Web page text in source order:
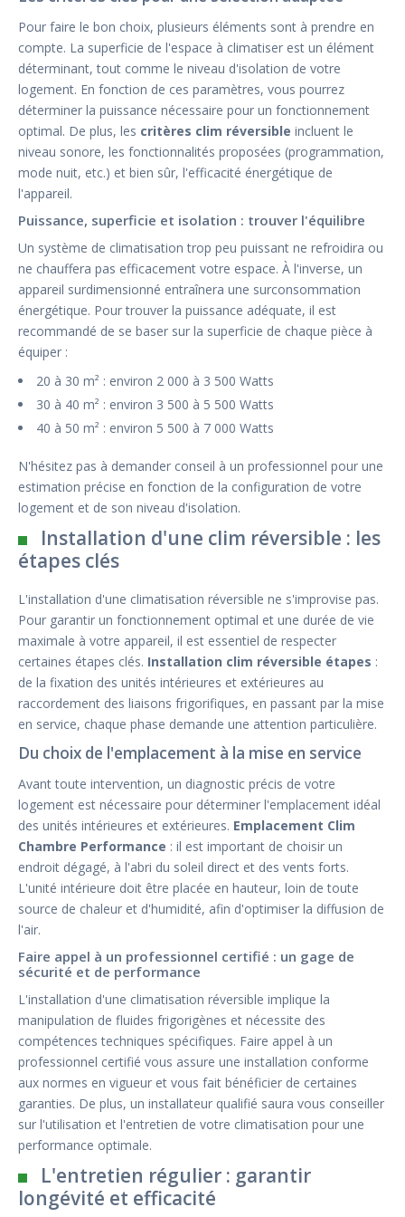
Pour faire le bon choix, plusieurs éléments sont à prendre en
compte. La superficie de l'espace à climatiser est un élément
déterminant, tout comme le niveau d'isolation de votre
logement. En fonction de ces paramètres, vous pourrez
déterminer la puissance nécessaire pour un fonctionnement
optimal. De plus, les critères clim réversible incluent le
niveau sonore, les fonctionnalités proposées (programmation,
mode nuit, etc.) et bien sûr, l'efficacité énergétique de
l'appareil.
Puissance, superficie et isolation : trouver l'équilibre
Un système de climatisation trop peu puissant ne refroidira ou
ne chauffera pas efficacement votre espace. À l'inverse, un
appareil surdimensionné entraînera une surconsommation
énergétique. Pour trouver la puissance adéquate, il est
recommandé de se baser sur la superficie de chaque pièce à
équiper :
20 à 30 m² : environ 2 000 à 3 500 Watts
30 à 40 m² : environ 3 500 à 5 500 Watts
40 à 50 m² : environ 5 500 à 7 000 Watts
N'hésitez pas à demander conseil à un professionnel pour une
estimation précise en fonction de la configuration de votre
logement et de son niveau d'isolation.
Installation d'une clim réversible : les
étapes clés
L'installation d'une climatisation réversible ne s'improvise pas.
Pour garantir un fonctionnement optimal et une durée de vie
maximale à votre appareil, il est essentiel de respecter
certaines étapes clés. Installation clim réversible étapes :
de la fixation des unités intérieures et extérieures au
raccordement des liaisons frigorifiques, en passant par la mise
en service, chaque phase demande une attention particulière.
Du choix de l'emplacement à la mise en service
Avant toute intervention, un diagnostic précis de votre
logement est nécessaire pour déterminer l'emplacement idéal
des unités intérieures et extérieures. Emplacement Clim
Chambre Performance : il est important de choisir un
endroit dégagé, à l'abri du soleil direct et des vents forts.
L'unité intérieure doit être placée en hauteur, loin de toute
source de chaleur et d'humidité, afin d'optimiser la diffusion de
l'air.
Faire appel à un professionnel certifié : un gage de
sécurité et de performance
L'installation d'une climatisation réversible implique la
manipulation de fluides frigorigènes et nécessite des
compétences techniques spécifiques. Faire appel à un
professionnel certifié vous assure une installation conforme
aux normes en vigueur et vous fait bénéficier de certaines
garanties. De plus, un installateur qualifié saura vous conseiller
sur l'utilisation et l'entretien de votre climatisation pour une
performance optimale.
L'entretien régulier : garantir
longévité et efficacité